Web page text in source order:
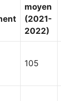
moyen
(2021-
2022)
105